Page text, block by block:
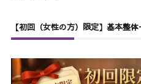
【初回（女性の方）限定】基本整